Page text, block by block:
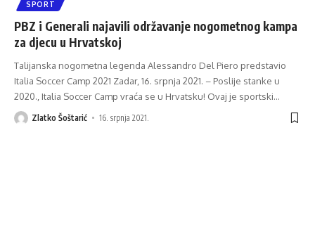
SPORT
PBZ i Generali najavili održavanje nogometnog kampa
za djecu u Hrvatskoj
Talijanska nogometna legenda Alessandro Del Piero predstavio
Italia Soccer Camp 2021 Zadar, 16. srpnja 2021. – Poslije stanke u
2020., Italia Soccer Camp vraća se u Hrvatsku! Ovaj je sportski…
Zlatko Šoštarić 16. srpnja 2021.